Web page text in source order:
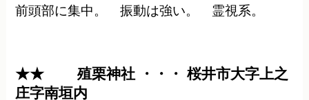
前頭部に集中。 振動は強い。 霊視系。
★★ 殖栗神社 ・・・ 桜井市大字上之
庄字南垣内